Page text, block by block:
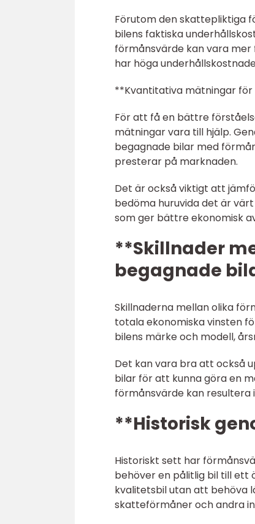
Förutom den skattepliktiga
bilens faktiska
förmånsvärde kan vara
har höga
**Kvantitativa mätningar
För att få en bättre
mätningar vara till hjälp.
begagnade bilar med
presterar på marknaden.
Det är också viktigt att
bedöma huruvida det är
som ger bättre ekonomisk
**Skillnader
begagnade
Skillnaderna mellan olika
totala ekonomiska vinsten
bilens märke och modell,
Det kan vara bra att också
bilar för att kunna göra en
förmånsvärde kan resultera
**Historisk
Historiskt sett har
behöver en pålitlig bil till ett
kvalitetsbil utan att behöva
skatteförmåner och andra